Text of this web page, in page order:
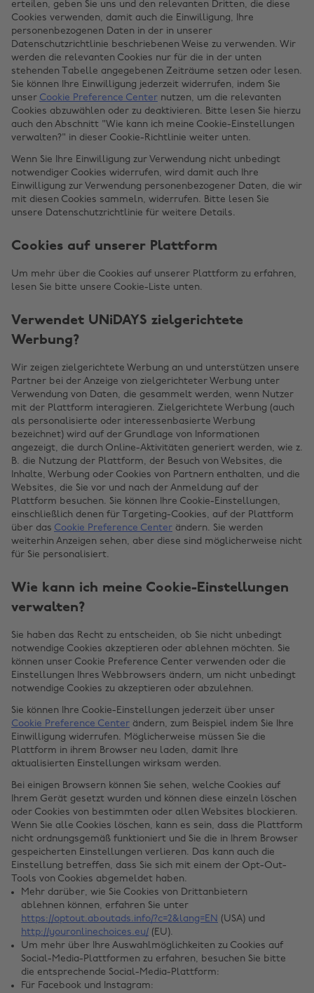
erteilen, geben Sie uns und den relevanten Dritten, die diese
Cookies verwenden, damit auch die Einwilligung, Ihre
personenbezogenen Daten in der in unserer
Datenschutzrichtlinie beschriebenen Weise zu verwenden. Wir
werden die relevanten Cookies nur für die in der unten
stehenden Tabelle angegebenen Zeiträume setzen oder lesen.
Sie können Ihre Einwilligung jederzeit widerrufen, indem Sie
unser Cookie Preference Center nutzen, um die relevanten
Cookies abzuwählen oder zu deaktivieren. Bitte lesen Sie hierzu
auch den Abschnitt "Wie kann ich meine Cookie-Einstellungen
verwalten?" in dieser Cookie-Richtlinie weiter unten.
Wenn Sie Ihre Einwilligung zur Verwendung nicht unbedingt
notwendiger Cookies widerrufen, wird damit auch Ihre
Einwilligung zur Verwendung personenbezogener Daten, die wir
mit diesen Cookies sammeln, widerrufen. Bitte lesen Sie
unsere Datenschutzrichtlinie für weitere Details.
Cookies auf unserer Plattform
Um mehr über die Cookies auf unserer Plattform zu erfahren,
lesen Sie bitte unsere Cookie-Liste unten.
Verwendet UNiDAYS zielgerichtete
Werbung?
Wir zeigen zielgerichtete Werbung an und unterstützen unsere
Partner bei der Anzeige von zielgerichteter Werbung unter
Verwendung von Daten, die gesammelt werden, wenn Nutzer
mit der Plattform interagieren. Zielgerichtete Werbung (auch
als personalisierte oder interessenbasierte Werbung
bezeichnet) wird auf der Grundlage von Informationen
angezeigt, die durch Online-Aktivitäten generiert werden, wie z.
B. die Nutzung der Plattform, der Besuch von Websites, die
Inhalte, Werbung oder Cookies von Partnern enthalten, und die
Websites, die Sie vor und nach der Anmeldung auf der
Plattform besuchen. Sie können Ihre Cookie-Einstellungen,
einschließlich denen für Targeting-Cookies, auf der Plattform
über das Cookie Preference Center ändern. Sie werden
weiterhin Anzeigen sehen, aber diese sind möglicherweise nicht
für Sie personalisiert.
Wie kann ich meine Cookie-Einstellungen
verwalten?
Sie haben das Recht zu entscheiden, ob Sie nicht unbedingt
notwendige Cookies akzeptieren oder ablehnen möchten. Sie
können unser Cookie Preference Center verwenden oder die
Einstellungen Ihres Webbrowsers ändern, um nicht unbedingt
notwendige Cookies zu akzeptieren oder abzulehnen.
Sie können Ihre Cookie-Einstellungen jederzeit über unser
Cookie Preference Center ändern, zum Beispiel indem Sie Ihre
Einwilligung widerrufen. Möglicherweise müssen Sie die
Plattform in ihrem Browser neu laden, damit Ihre
aktualisierten Einstellungen wirksam werden.
Bei einigen Browsern können Sie sehen, welche Cookies auf
Ihrem Gerät gesetzt wurden und können diese einzeln löschen
oder Cookies von bestimmten oder allen Websites blockieren.
Wenn Sie alle Cookies löschen, kann es sein, dass die Plattform
nicht ordnungsgemäß funktioniert und Sie die in Ihrem Browser
gespeicherten Einstellungen verlieren. Das kann auch die
Einstellung betreffen, dass Sie sich mit einem der Opt-Out-
Tools von Cookies abgemeldet haben.
Mehr darüber, wie Sie Cookies von Drittanbietern
ablehnen können, erfahren Sie unter
https://optout.aboutads.info/?c=2&lang=EN (USA) und
http://youronlinechoices.eu/ (EU).
Um mehr über Ihre Auswahlmöglichkeiten zu Cookies auf
Social-Media-Plattformen zu erfahren, besuchen Sie bitte
die entsprechende Social-Media-Plattform:
Für Facebook und Instagram: